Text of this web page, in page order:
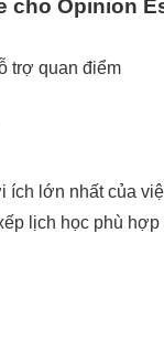
cho Opinion
trợ quan điểm
ích lớn nhất của
lịch học phù